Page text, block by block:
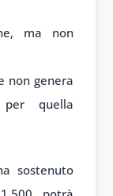
ma non
non genera
quella
sostenuto